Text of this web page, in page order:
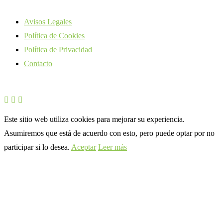
Avisos Legales
Política de Cookies
Política de Privacidad
Contacto
Este sitio web utiliza cookies para mejorar su experiencia.
Asumiremos que está de acuerdo con esto, pero puede optar por no
participar si lo desea. Aceptar Leer más